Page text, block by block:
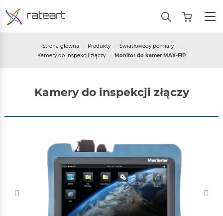
Strona główna Produkty Światłowody pomiary
Kamery do inspekcji złączy
Monitor do kamer MAX-FIP
Kamery do inspekcji złączy